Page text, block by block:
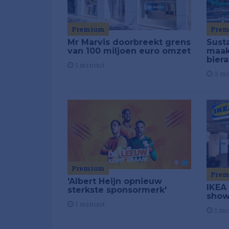
Premium
Mr Marvis doorbreekt grens
van 100 miljoen euro omzet
Premium
'Albert Heijn opnieuw
sterkste sponsormerk'